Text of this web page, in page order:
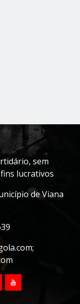
sem
lucrativos
de Viana
;